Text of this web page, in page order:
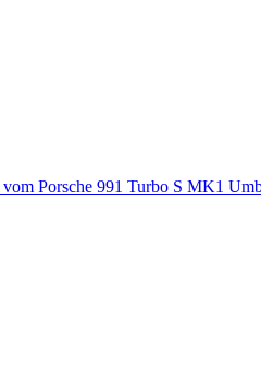
vom Porsche 991 Turbo S MK1